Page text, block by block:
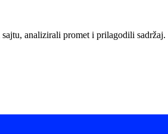
analizirali promet i prilagodili